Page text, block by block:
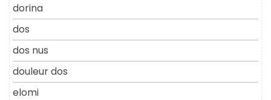
dorina
dos
dos nus
douleur dos
elomi